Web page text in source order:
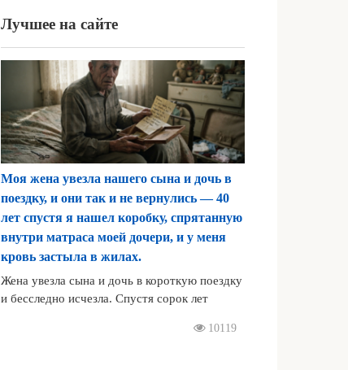
Лучшее на сайте
Моя жена увезла нашего сына и дочь в
поездку, и они так и не вернулись — 40
лет спустя я нашел коробку, спрятанную
внутри матраса моей дочери, и у меня
кровь застыла в жилах.
Жена увезла сына и дочь в короткую поездку
и бесследно исчезла. Спустя сорок лет
10119